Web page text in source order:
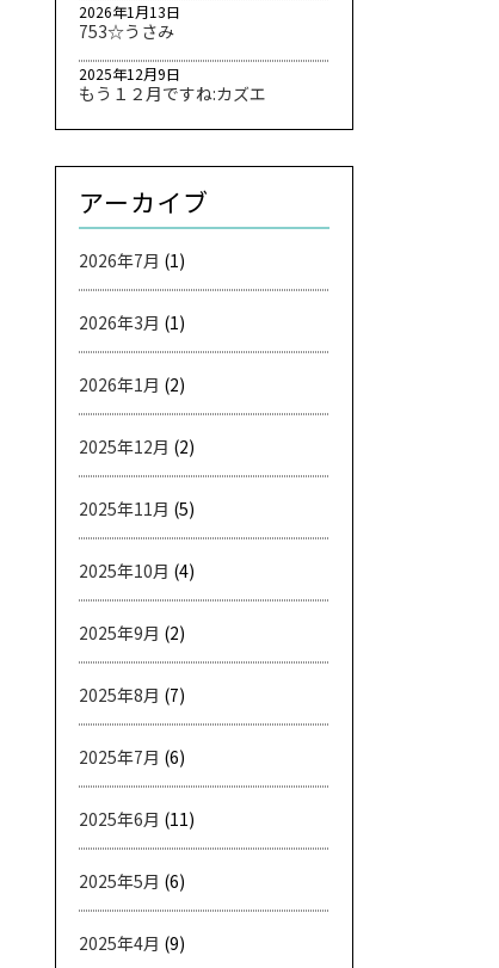
753☆うさみ
2026年1月13日
もう１２月ですね:カズエ
2025年12月9日
アーカイブ
2026年7月 (1)
2026年3月 (1)
2026年1月 (2)
2025年12月 (2)
2025年11月 (5)
2025年10月 (4)
2025年9月 (2)
2025年8月 (7)
2025年7月 (6)
2025年6月 (11)
2025年5月 (6)
2025年4月 (9)